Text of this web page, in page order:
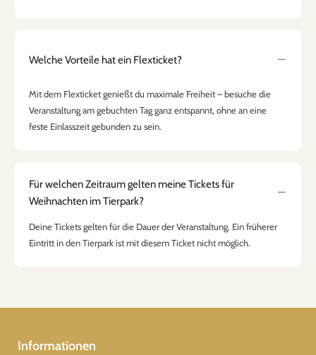
Welche Vorteile hat ein Flexticket?
Mit dem Flexticket genießt du maximale Freiheit – besuche die
Veranstaltung am gebuchten Tag ganz entspannt, ohne an eine
feste Einlasszeit gebunden zu sein.
Für welchen Zeitraum gelten meine Tickets für
Weihnachten im Tierpark?
Deine Tickets gelten für die Dauer der Veranstaltung. Ein früherer
Eintritt in den Tierpark ist mit diesem Ticket nicht möglich.
Informationen